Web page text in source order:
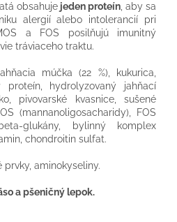
obsahuje jeden proteín, aby sa
alergií alebo intolerancií pri
a FOS posilňujú imunitný
tráviaceho traktu.
múčka (22 %), kukurica,
proteín, hydrolyzovaný jahňací
pivovarské kvasnice, sušené
(mannanoligosacharidy), FOS
glukány, bylinný komplex
chondroitin sulfat.
prvky, aminokyseliny.
a pšeničný lepok.